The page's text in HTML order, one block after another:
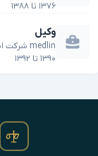
۱۳۷۶ تا ۱۳۸۸
وکیل
medlin شرکت اماراتی
۱۳۹۰ تا ۱۳۹۲